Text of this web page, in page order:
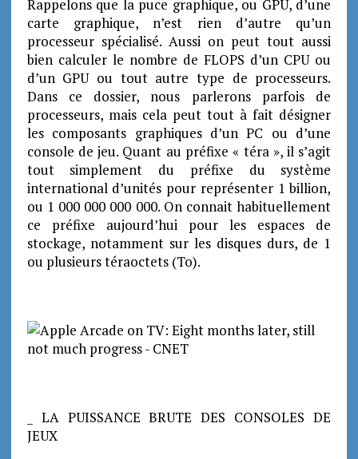
Rappelons que la puce graphique, ou GPU, d’une
carte graphique, n’est rien d’autre qu’un
processeur spécialisé. Aussi on peut tout aussi
bien calculer le nombre de FLOPS d’un CPU ou
d’un GPU ou tout autre type de processeurs.
Dans ce dossier, nous parlerons parfois de
processeurs, mais cela peut tout à fait désigner
les composants graphiques d’un PC ou d’une
console de jeu. Quant au préfixe « téra », il s’agit
tout simplement du préfixe du système
international d’unités pour représenter 1 billion,
ou 1 000 000 000 000. On connait habituellement
ce préfixe aujourd’hui pour les espaces de
stockage, notamment sur les disques durs, de 1
ou plusieurs téraoctets (To).
_ LA PUISSANCE BRUTE DES CONSOLES DE
JEUX